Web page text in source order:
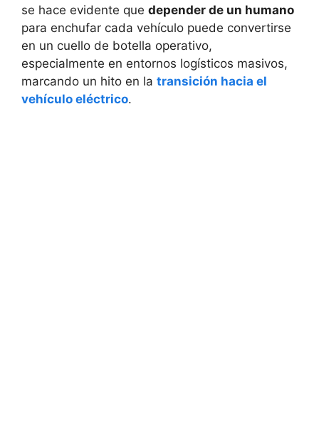
se hace evidente que depender de un humano
para enchufar cada vehículo puede convertirse
en un cuello de botella operativo,
especialmente en entornos logísticos masivos,
marcando un hito en la transición hacia el
vehículo eléctrico.